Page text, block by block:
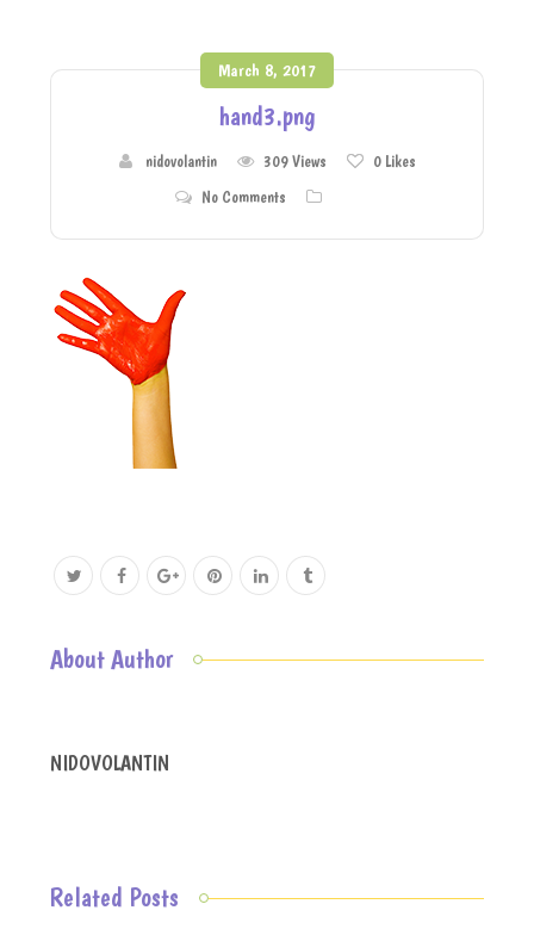
March 8, 2017
hand3.png
nidovolantin 309 Views 0Likes
No Comments
About Author
NIDOVOLANTIN
Related Posts